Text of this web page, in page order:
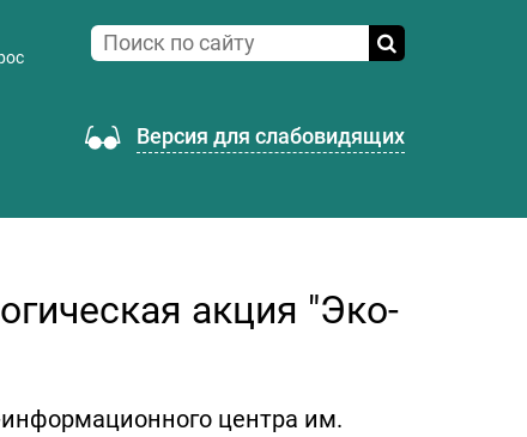
Версия для слабовидящих
акция "Эко-
центра им.